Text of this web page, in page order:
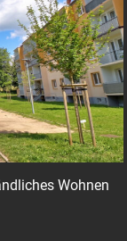
Wohnen